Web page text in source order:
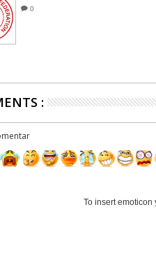
0
:
To insert